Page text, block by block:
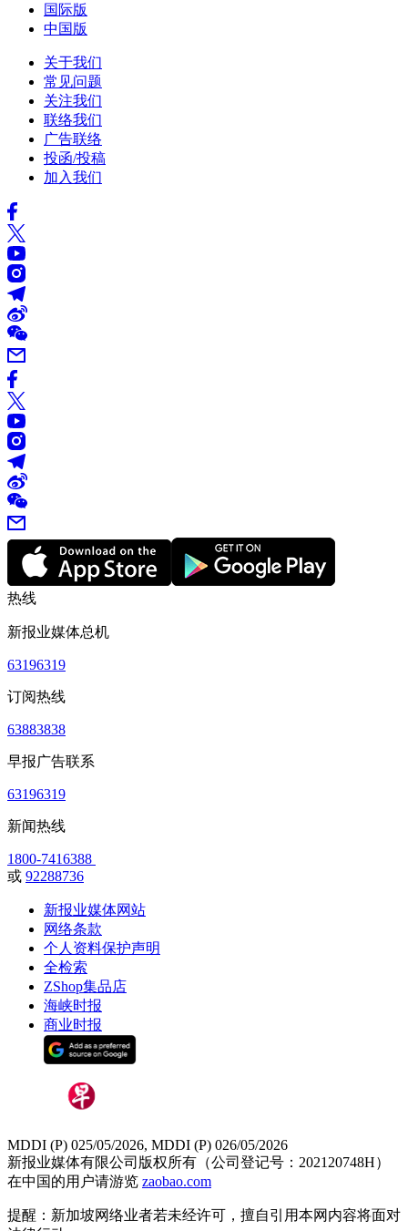
国际版
中国版
关于我们
常见问题
关注我们
联络我们
广告联络
投函/投稿
加入我们
热线
新报业媒体总机
63196319
订阅热线
63883838
早报广告联系
63196319
新闻热线
1800-7416388
或 92288736
新报业媒体网站
网络条款
个人资料保护声明
全检索
ZShop集品店
海峡时报
商业时报
MDDI (P) 025/05/2026, MDDI (P) 026/05/2026
新报业媒体有限公司版权所有（公司登记号：202120748H）
在中国的用户请游览 zaobao.com
提醒：新加坡网络业者若未经许可，擅自引用本网内容将面对